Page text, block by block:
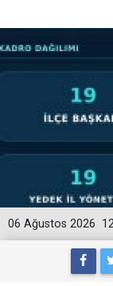
06 Ağustos 2026